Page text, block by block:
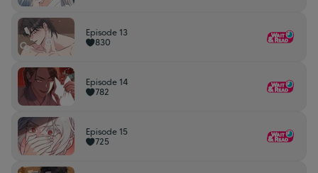
Episode 13
830
Episode 14
782
Episode 15
725